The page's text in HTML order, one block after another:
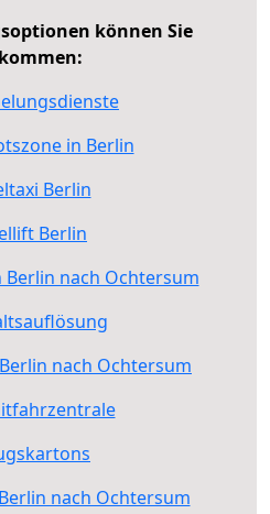
können Sie
in Berlin
Berlin
Berlin
nach Ochtersum
nach Ochtersum
nach Ochtersum